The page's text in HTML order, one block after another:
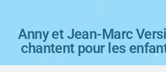
Anny et Jean-Marc
chantent pour les